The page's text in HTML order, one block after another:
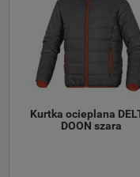
Kurtka ocieplana
DOON szara